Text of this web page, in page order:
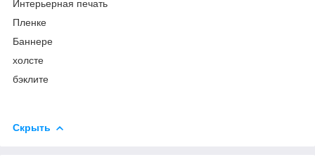
Интерьерная печать
Пленке
Баннере
холсте
бэклите
Скрыть